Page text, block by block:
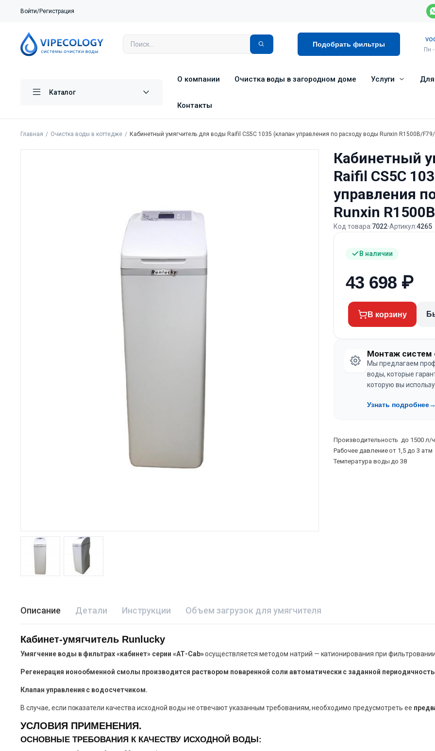
Войти/Регистрация
Подобрать фильтры
Пн
Каталог
О компании Очистка воды в загородном доме Услуги
Контакты
Главная Очистка воды в коттедже Кабинетный умягчитель для воды Raifil СS5C 1035 (клапан управления по расходу воды Runxin R1500B/
Кабинетный
Raifil СS5C
управления
Runxin
Код товара:7022 Артикул:4265
В наличии
43 698 ₽
В корзину
Монтаж систем
Мы предлагаем
воды, которые
которую вы
Узнать подробнее
Производительность до 1500 л/
Рабочее давление от 1,5 до 3 атм
Температура воды до 38
Описание Детали Инструкции Объем загрузок для умягчителя
Кабинет-умягчитель Runlucky
Умягчение воды в фильтрах «кабинет» серии «АТ-Cab»осуществляется методом натрий — катионирования при
Регенерация ионообменной смолы производится раствором поваренной соли автоматически с заданной
Клапан управления с водосчетчиком.
В случае, если показатели качества исходной воды не отвечают указанным требованиям, необходимо предусмотреть ее
УСЛОВИЯ ПРИМЕНЕНИЯ.
ОСНОВНЫЕ ТРЕБОВАНИЯ К КАЧЕСТВУ ИСХОДНОЙ ВОДЫ: